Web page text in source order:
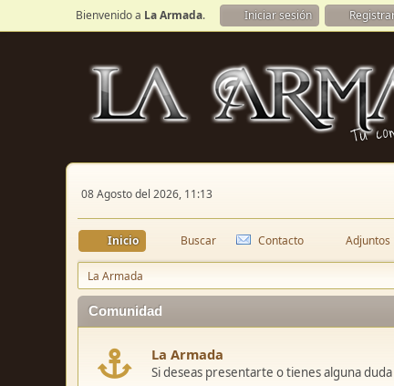
Bienvenido a La Armada. Iniciar sesión
08 Agosto del 2026, 11:13
Inicio Buscar Contacto Adjuntos
La Armada
Comunidad
La Armada
Si deseas presentarte o tienes alguna